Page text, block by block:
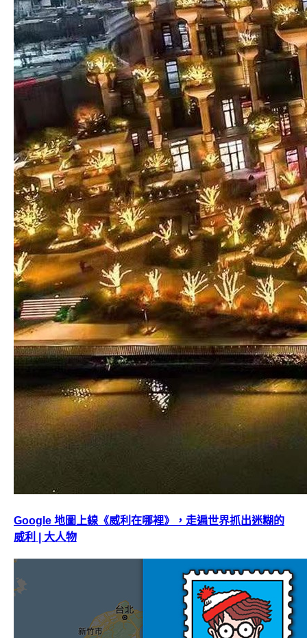
Google 地圖上線《威利在哪裡》，走遍世界抓出迷糊的
威利 | 大人物